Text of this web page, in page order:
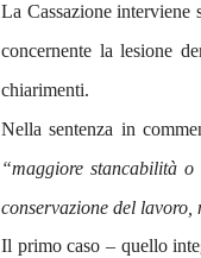
La Cassazione
concernente la lesione
chiarimenti.
Nella sentenza in
“maggiore stancabilità
conservazione del
Il primo caso – quello